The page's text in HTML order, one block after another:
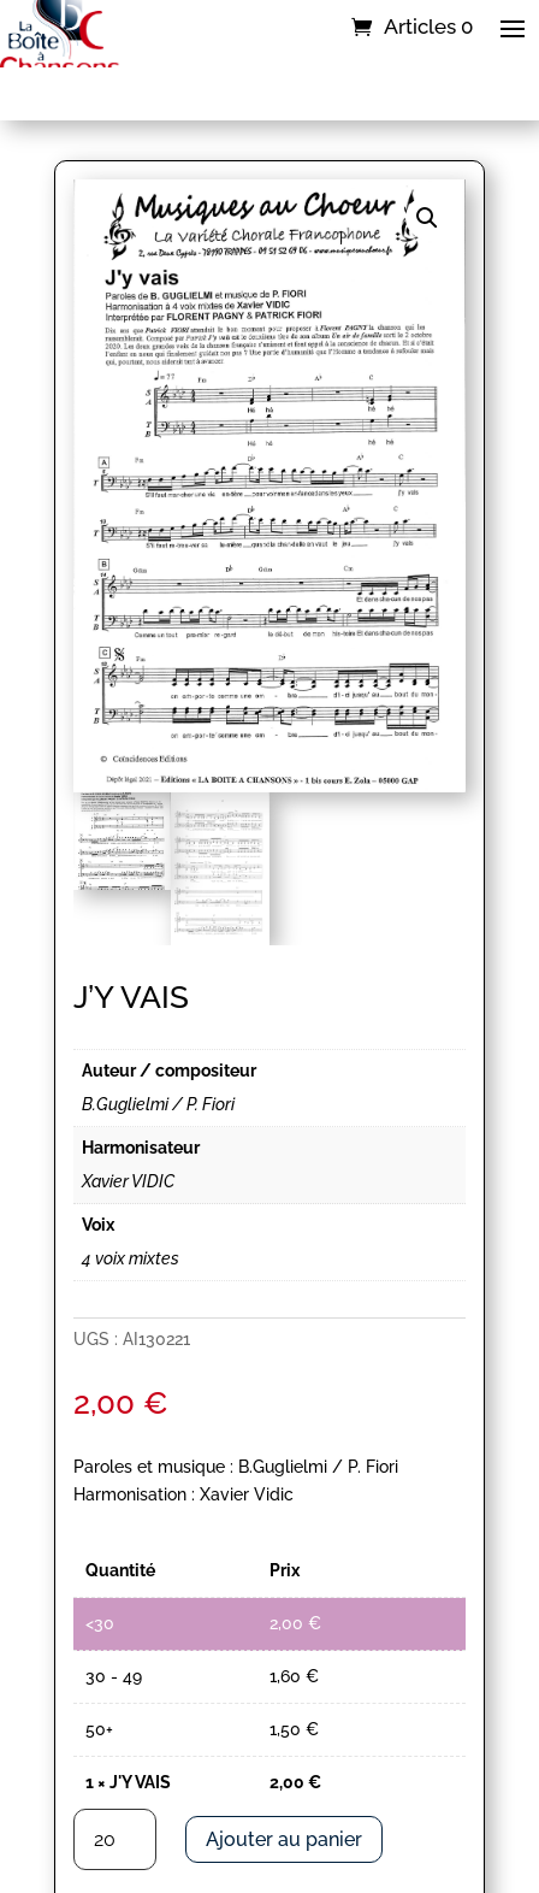
Articles 0
J’Y VAIS
Auteur / compositeur
B.Guglielmi / P. Fiori
Harmonisateur
Xavier VIDIC
Voix
4 voix mixtes
UGS : AI130221
2,00 €
Paroles et musique : B.Guglielmi / P. Fiori
Harmonisation : Xavier Vidic
Quantité Prix
<30 2,00 €
30 - 49 1,60 €
50+ 1,50 €
1× J'Y VAIS 2,00 €
quantité
J'Y
Ajouter au panier